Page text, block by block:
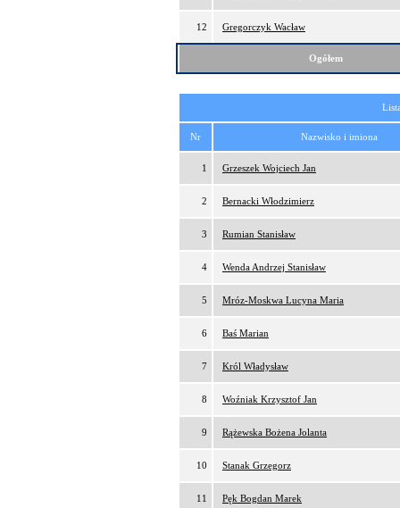
12 Gregorczyk Wacław
Ogółem
Nr Nazwisko i imiona
1 Grzeszek Wojciech Jan
2 Bernacki Włodzimierz
3 Rumian Stanisław
4 Wenda Andrzej Stanisław
5 Mróz-Moskwa Lucyna Maria
6 Baś Marian
7 Król Władysław
8 Woźniak Krzysztof Jan
9 Rążewska Bożena Jolanta
10 Stanak Grzegorz
11 Pęk Bogdan Marek